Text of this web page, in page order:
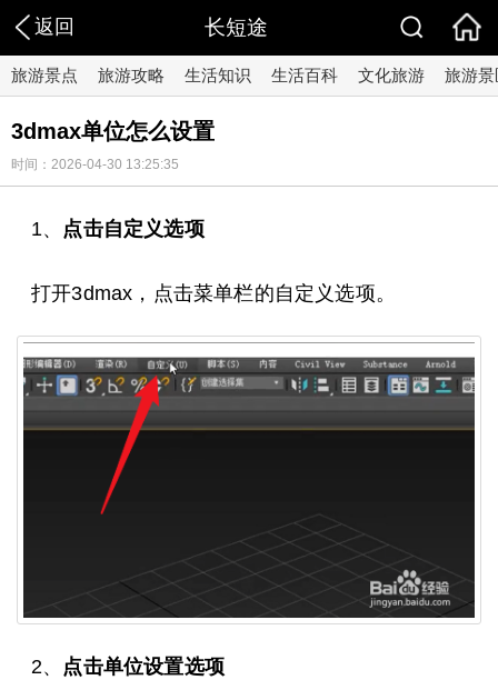
返回 长短途
旅游景点 旅游攻略 生活知识 生活百科 文化旅游 旅游景
3dmax单位怎么设置
时间：2026-04-30 13:25:35
1、 点击自定义选项
打开3dmax，点击菜单栏的自定义选项。
2、 点击单位设置选项